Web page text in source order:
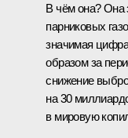
В чём она? Она
парниковых
значимая
образом за
снижение
на 30
в мировую